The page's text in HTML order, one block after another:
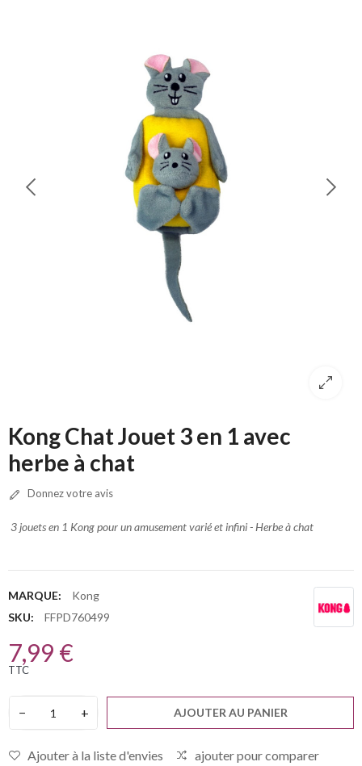
Kong Chat Jouet 3 en 1 avec
herbe à chat
Donnez votre avis
3 jouets en 1 Kong pour un amusement varié et infini - Herbe à chat
MARQUE:
Kong
SKU:
FFPD760499
7,99 €
TTC
− + AJOUTER AU PANIER
Ajouter à la liste d'envies ajouter pour comparer